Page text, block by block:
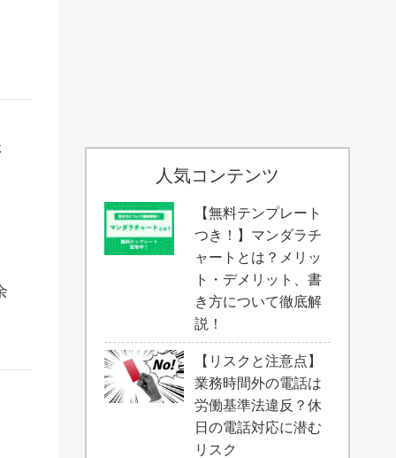
人気コンテンツ
【無料テンプレート
つき！】マンダラチ
ャートとは？メリッ
ト・デメリット、書
き方について徹底解
説！
【リスクと注意点】
業務時間外の電話は
労働基準法違反？休
日の電話対応に潜む
リスク